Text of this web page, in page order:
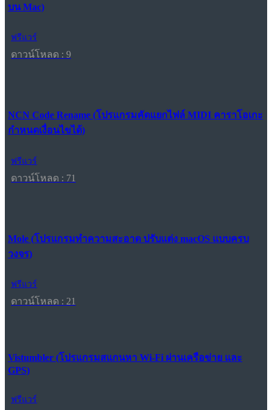
บน Mac)
ฟรีแวร์
ดาวน์โหลด : 9
NCN Code Rename (โปรแกรมคัดแยกไฟล์ MIDI คาราโอเกะ
กำหนดเงื่อนไขได้)
ฟรีแวร์
ดาวน์โหลด : 71
Mole (โปรแกรมทำความสะอาด ปรับแต่ง macOS แบบครบ
วงจร)
ฟรีแวร์
ดาวน์โหลด : 21
Vistumbler (โปรแกรมสแกนหา Wi-Fi ผ่านเครือข่าย และ
GPS)
ฟรีแวร์